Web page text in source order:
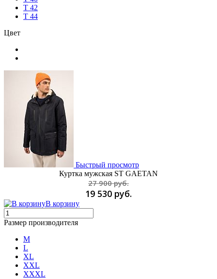
T 42
T 44
Цвет
Быстрый просмотр
Куртка мужская ST GAETAN
27 900 руб.
19 530 руб.
В корзину
Размер производителя
M
L
XL
XXL
XXXL